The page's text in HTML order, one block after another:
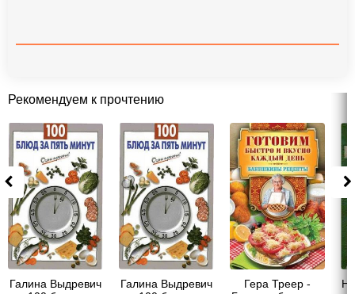
Рекомендуем к прочтению
Галина Выдревич
Галина Выдревич
Гера Треер -